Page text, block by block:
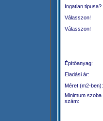
Ingatlan tipusa?
Válasszon!
Válasszon!
Építőanyag:
Eladási ár:
Méret (m2-ben):
Minimum szoba
szám: